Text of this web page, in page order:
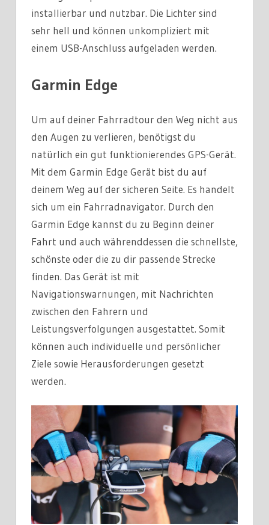
installierbar und nutzbar. Die Lichter sind
sehr hell und können unkompliziert mit
einem USB-Anschluss aufgeladen werden.
Garmin Edge
Um auf deiner Fahrradtour den Weg nicht aus
den Augen zu verlieren, benötigst du
natürlich ein gut funktionierendes GPS-Gerät.
Mit dem Garmin Edge Gerät bist du auf
deinem Weg auf der sicheren Seite. Es handelt
sich um ein Fahrradnavigator. Durch den
Garmin Edge kannst du zu Beginn deiner
Fahrt und auch währenddessen die schnellste,
schönste oder die zu dir passende Strecke
finden. Das Gerät ist mit
Navigationswarnungen, mit Nachrichten
zwischen den Fahrern und
Leistungsverfolgungen ausgestattet. Somit
können auch individuelle und persönlicher
Ziele sowie Herausforderungen gesetzt
werden.